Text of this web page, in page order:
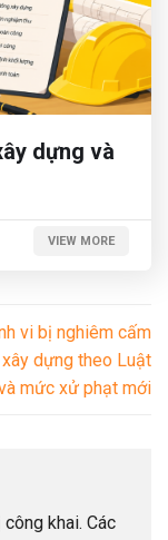
dựng và
VIEW MORE
vi bị nghiêm cấm
dựng theo Luật
mức xử phạt mới
khai. Các